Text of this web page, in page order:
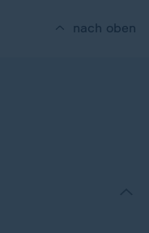
nach oben